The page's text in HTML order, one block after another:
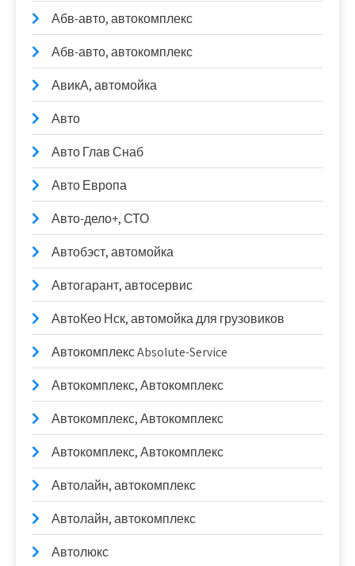
Абв-авто, автокомплекс
Абв-авто, автокомплекс
АвикА, автомойка
Авто
Авто Глав Снаб
Авто Европа
Авто-дело+, СТО
Автобэст, автомойка
Автогарант, автосервис
АвтоКео Нск, автомойка для грузовиков
Автокомплекс Absolute-Service
Автокомплекс, Автокомплекс
Автокомплекс, Автокомплекс
Автокомплекс, Автокомплекс
Автолайн, автокомплекс
Автолайн, автокомплекс
Автолюкс